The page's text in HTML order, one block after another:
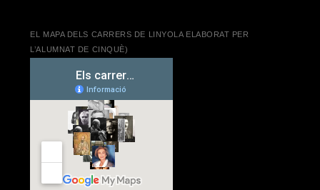
EL MAPA DELS CARRERS DE LINYOLA ELABORAT PER
L’ALUMNAT DE CINQUÈ)